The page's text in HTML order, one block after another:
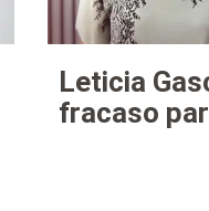
Leticia
fracaso